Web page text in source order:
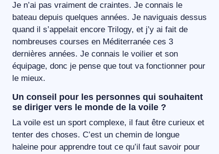
Je n’ai pas vraiment de craintes. Je connais le
bateau depuis quelques années. Je naviguais dessus
quand il s’appelait encore Trilogy, et j’y ai fait de
nombreuses courses en Méditerranée ces 3
dernières années. Je connais le voilier et son
équipage, donc je pense que tout va fonctionner pour
le mieux.
Un conseil pour les personnes qui souhaitent
se diriger vers le monde de la voile ?
La voile est un sport complexe, il faut être curieux et
tenter des choses. C’est un chemin de longue
haleine pour apprendre tout ce qu’il faut savoir pour